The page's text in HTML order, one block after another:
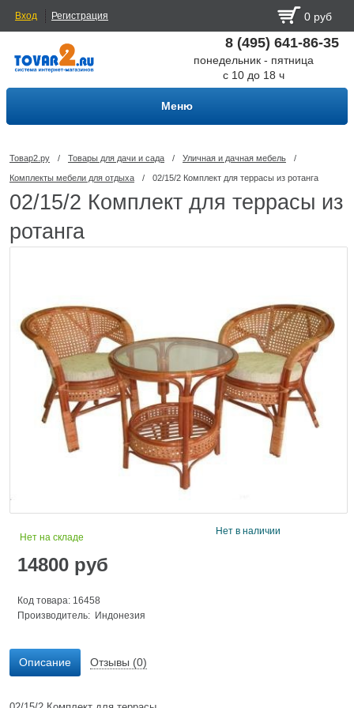
Вход Регистрация 0 руб
8 (495) 641-86-35
понедельник - пятница
с 10 до 18 ч
Меню
Товар2.ру / Товары для дачи и сада / Уличная и дачная мебель /
Комплекты мебели для отдыха / 02/15/2 Комплект для террасы из ротанга
02/15/2 Комплект для террасы из
ротанга
Нет на складе
14800 руб
Код товара: 16458
Производитель: Индонезия
Нет в наличии
Описание Отзывы (0)